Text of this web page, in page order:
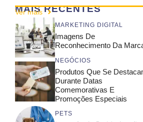
MAIS RECENTES
Ver mais
MARKETING DIGITAL
Imagens De
Reconhecimento Da
NEGÓCIOS
Produtos Que Se
Durante Datas
Comemorativas E
Promoções Especiais
PETS